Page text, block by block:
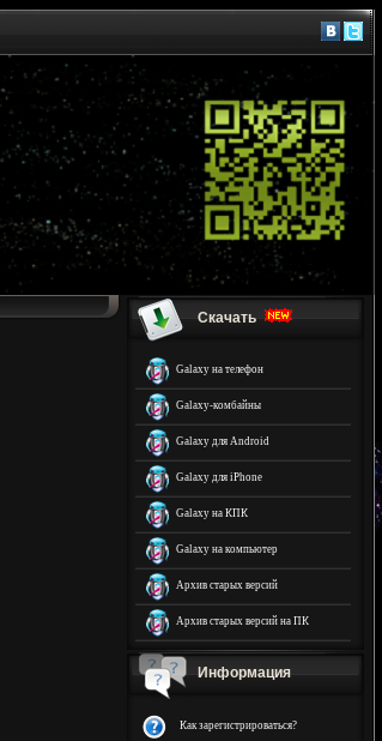
Скачать
Galaxy на телефон
Galaxy-комбайны
Galaxy для Android
Galaxy для iPhone
Galaxy на КПК
Galaxy на компьютер
Архив старых версий
Архив старых версий на ПК
Информация
Как зарегистрироваться?